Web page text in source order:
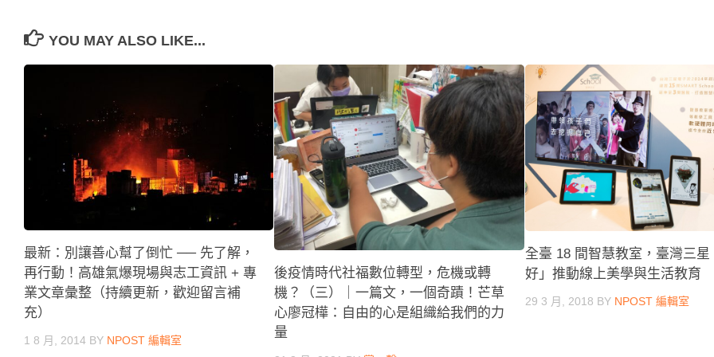
YOU MAY ALSO LIKE...
最新：別讓善心幫了倒忙 ── 先了解，
再行動！高雄氣爆現場與志工資訊 + 專
業文章彙整（持續更新，歡迎留言補
充）
1 8 月, 2014 BY NPOST 編輯室
後疫情時代社福數位轉型，危機或轉
機？（三）｜一篇文，一個奇蹟！芒草
心廖冠樺：自由的心是組織給我們的力
量
全臺 18 間智慧教室，臺灣三星
好」推動線上美學與生活教育
29 3 月, 2018 BY NPOST 編輯室